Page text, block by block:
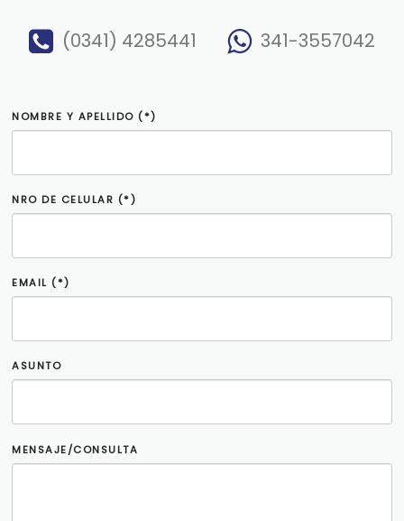
(0341) 4285441 341-3557042
NOMBRE Y APELLIDO (*)
NRO DE CELULAR (*)
EMAIL (*)
ASUNTO
MENSAJE/CONSULTA